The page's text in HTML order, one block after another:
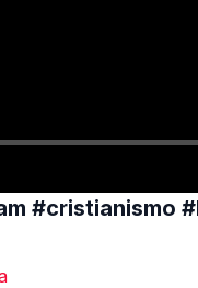
#cristianismo